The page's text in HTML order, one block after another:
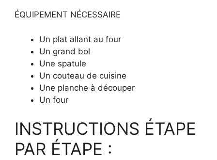
ÉQUIPEMENT NÉCESSAIRE
Un plat allant au four
Un grand bol
Une spatule
Un couteau de cuisine
Une planche à découper
Un four
INSTRUCTIONS ÉTAPE
PAR ÉTAPE :